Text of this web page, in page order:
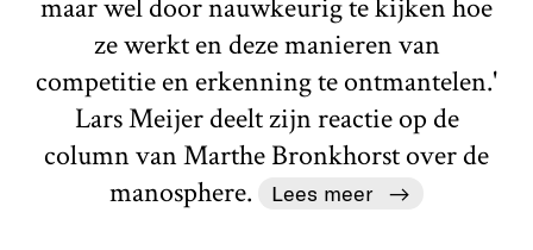
maar wel door nauwkeurig te kijken hoe
ze werkt en deze manieren van
competitie en erkenning te ontmantelen.'
Lars Meijer deelt zijn reactie op de
column van Marthe Bronkhorst over de
manosphere.
Lees meer